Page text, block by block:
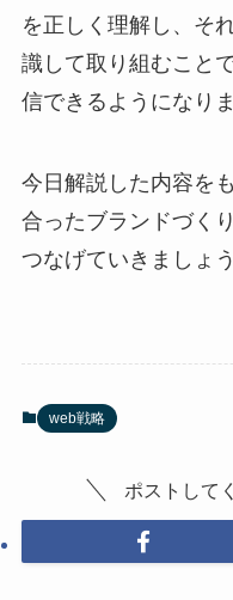
を正しく理解し、そ
識して取り組むこと
信できるようになりま
今日解説した内容を
合ったブランドづく
つなげていきましょう
web戦略
ポストして